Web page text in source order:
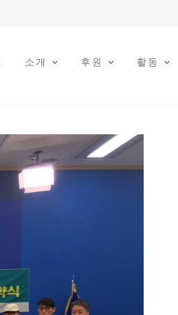
소개 후원 활동